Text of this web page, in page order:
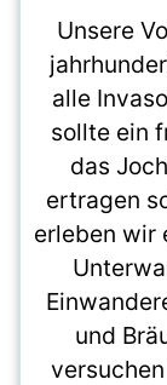
Unsere
alle
sollte ein
das
ertragen
erleben wir
und